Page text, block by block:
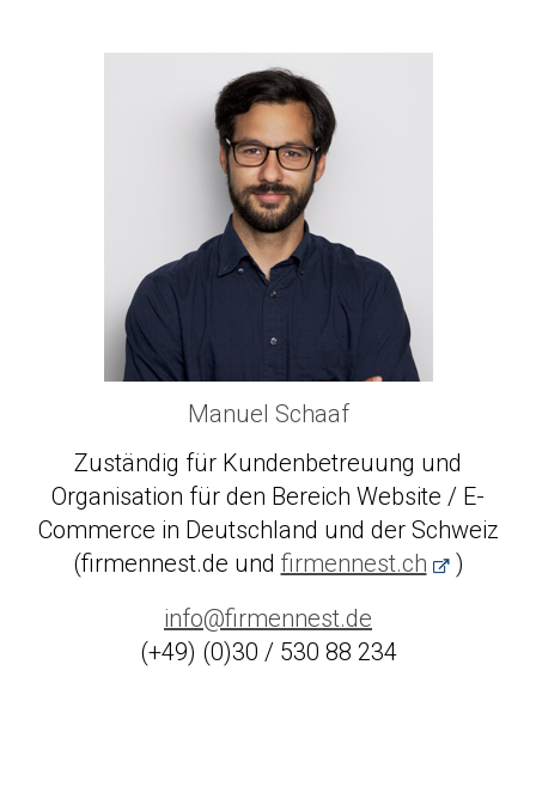
Manuel Schaaf
Zuständig für Kundenbetreuung und
Organisation für den Bereich Website / E-
Commerce in Deutschland und der Schweiz
(firmennest.de und firmennest.ch
)
info@firmennest.de
(+49) (0)30 / 530 88 234